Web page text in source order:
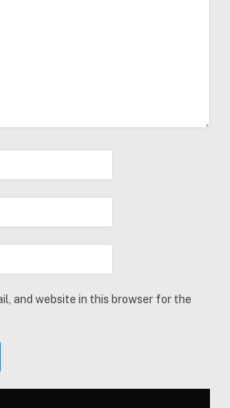
and website in this browser for the